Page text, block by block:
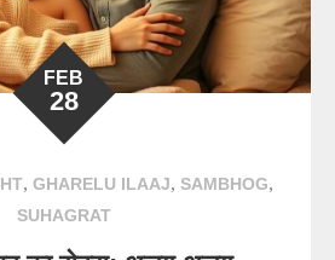
FEB
28
, GHARELU ILAAJ, SAMBHOG,
SUHAGRAT